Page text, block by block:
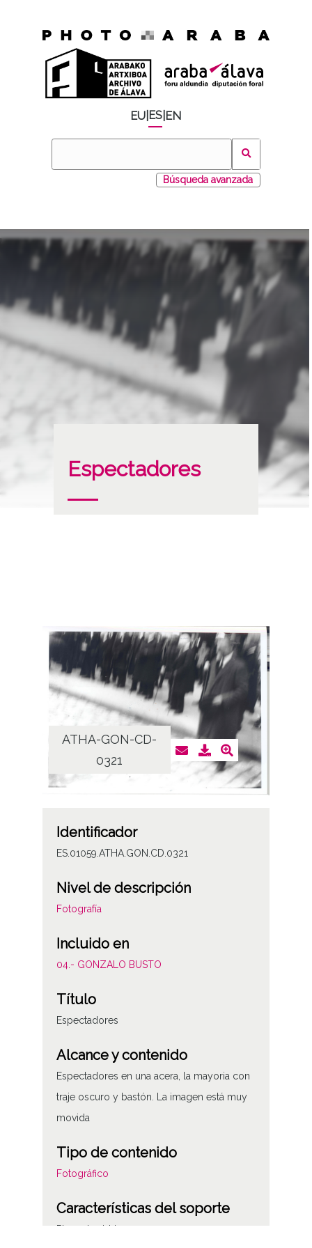
EU ES EN
Búsqueda avanzada
Espectadores
ATHA-GON-CD-
0321
Identificador
ES.01059.ATHA.GON.CD.0321
Nivel de descripción
Fotografía
Incluido en
04.- GONZALO BUSTO
Título
Espectadores
Alcance y contenido
Espectadores en una acera, la mayoria con
traje oscuro y bastón. La imagen está muy
movida
Tipo de contenido
Fotográfico
Características del soporte
Placa de vidrio